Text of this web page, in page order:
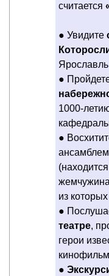
считается
● Увидите
●
1000-
●
из
●
театре,
герои
●